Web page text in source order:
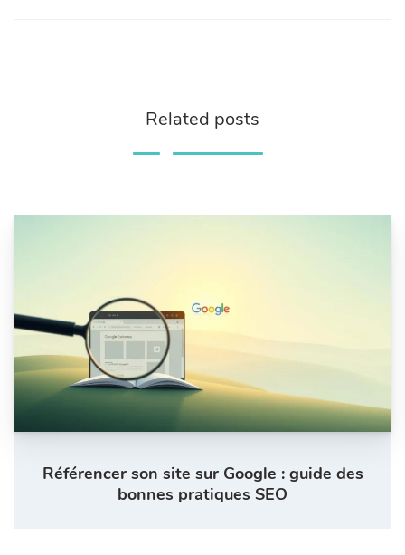
Related posts
Référencer son site sur Google : guide des
bonnes pratiques SEO